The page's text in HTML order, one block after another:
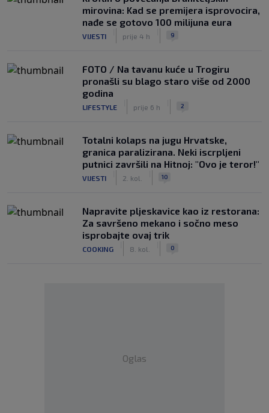
mirovina: Kad se premijera isprovocira,
nađe se gotovo 100 milijuna eura
VIJESTI prije 4 h 9
FOTO / Na tavanu kuće u Trogiru
pronašli su blago staro više od 2000
godina
LIFESTYLE prije 6 h 2
Totalni kolaps na jugu Hrvatske,
granica paralizirana. Neki iscrpljeni
putnici završili na Hitnoj: "Ovo je teror!"
VIJESTI 2. kol. 10
Napravite pljeskavice kao iz restorana:
Za savršeno mekano i sočno meso
isprobajte ovaj trik
COOKING 8. kol. 0
Oglas